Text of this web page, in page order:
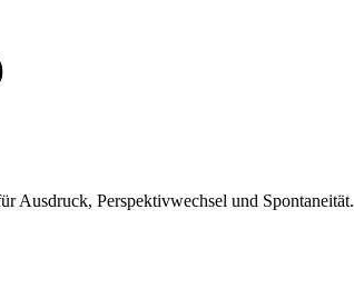
Ausdruck, Perspektivwechsel und Spontaneität.